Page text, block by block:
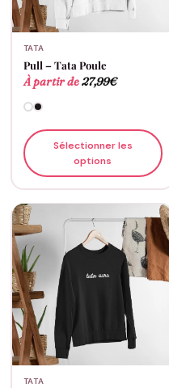
TATA
Pull – Tata Poule
À partir de27,99€
Sélectionner les
options
TATA